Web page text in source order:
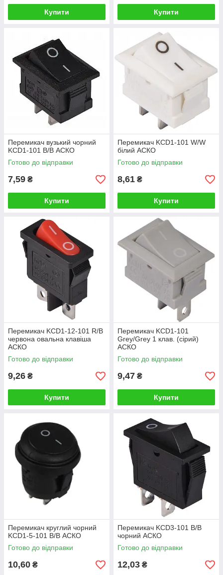
Купити Купити
Перемикач вузький чорний
KCD1-101 B/B АСКО
Готово до відправки
7,59 ₴
Купити
Перемикач KCD1-101 W/W
білий АСКО
Готово до відправки
8,61 ₴
Купити
Перемикач KCD1-12-101 R/B
червона овальна клавіша
АСКО
Готово до відправки
9,26 ₴
Купити
Перемикач KCD1-101
Grey/Grey 1 клав. (сірий)
АСКО
Готово до відправки
9,47 ₴
Купити
Перемикач круглий чорний
KCD1-5-101 B/B АСКО
Готово до відправки
10,60 ₴
Перемикач KCD3-101 B/B
чорний АСКО
Готово до відправки
12,03 ₴